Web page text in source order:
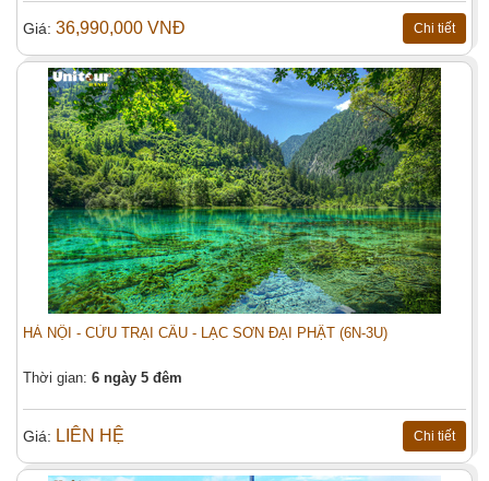
Giá: 36,990,000 VNĐ Chi tiết
HÀ NỘI - CỬU TRẠI CÂU - LẠC SƠN ĐẠI PHẬT (6N-3U)
Thời gian: 6 ngày 5 đêm
Giá: LIÊN HỆ Chi tiết
Email (*):
Địa chỉ:
Tiêu đề:
Số người (*): Người lớn
Trẻ em
Nội dung: